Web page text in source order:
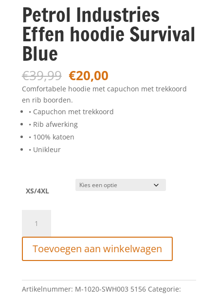
Petrol Industries
Effen hoodie Survival
Blue
€39,99 Oorspronkelijke
prijs
was:
€39,99.
€20,00Huidige
prijs
is:
€20,00.
Comfortabele hoodie met capuchon met trekkoord
en rib boorden.
• Capuchon met trekkoord
• Rib afwerking
• 100% katoen
• Unikleur
XS/4XL
Industries
Effen
hoodie
Survival
aantal
Toevoegen aan winkelwagen
Artikelnummer: M-1020-SWH003 5156 Categorie: